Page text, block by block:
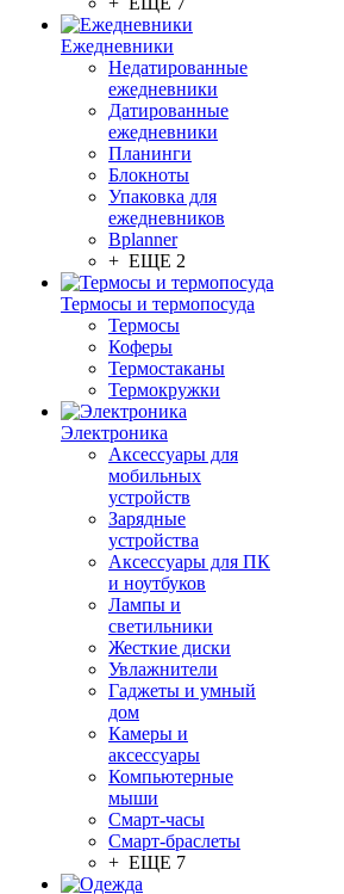
Ежедневники
Недатированные
ежедневники
Датированные
ежедневники
Планинги
Блокноты
Упаковка для
ежедневников
Bplanner
+ ЕЩЕ 2
Термосы и термопосуда
Термосы
Коферы
Термостаканы
Термокружки
Электроника
Аксессуары для
мобильных
устройств
Зарядные
устройства
Аксессуары для ПК
и ноутбуков
Лампы и
светильники
Жесткие диски
Увлажнители
Гаджеты и умный
дом
Камеры и
аксессуары
Компьютерные
мыши
Смарт-часы
Смарт-браслеты
+ ЕЩЕ 7